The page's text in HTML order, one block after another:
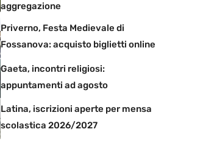
aggregazione
Priverno, Festa Medievale di
Fossanova: acquisto biglietti online
Gaeta, incontri religiosi:
appuntamenti ad agosto
Latina, iscrizioni aperte per mensa
scolastica 2026/2027